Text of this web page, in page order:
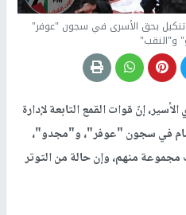
بحق الأسرى في سجون "عوفر"
و"النقب"
إنّ قوات القمع التابعة لإدارة
في سجون "عوفر"، و"مجدو"،
منهم، وإن حالة من التوتر